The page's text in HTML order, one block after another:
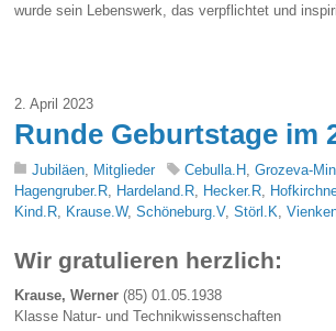
wurde sein Lebenswerk, das verpflichtet und
2. April 2023
Runde Geburtstage im
Jubiläen Mitglieder Cebulla.H ,Grozeva-
Hagengruber.R
Hardeland.R Hecker.R
Kind.R
Krause.W,Schöneburg.V,Störl.K ,
Wir gratulieren herzlich:
Krause, Werner (85) 01.05.1938
Klasse Natur- und Technikwissenschaften